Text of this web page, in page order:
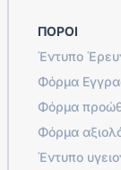
ΠΌΡΟΙ
Έντυπο
Φόρμα
Φόρμα
Φόρμα
Έντυπο